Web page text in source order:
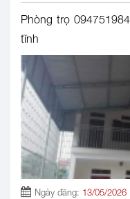
Phòng trọ
tĩnh
Ngày đăng: 13/05/2026